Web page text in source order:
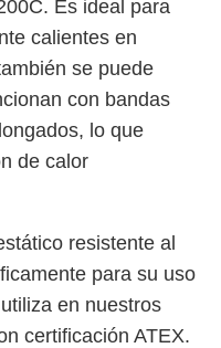
Es ideal para
calientes en
se puede
con bandas
lo que
de calor
resistente al
para su uso
en nuestros
certificación ATEX.